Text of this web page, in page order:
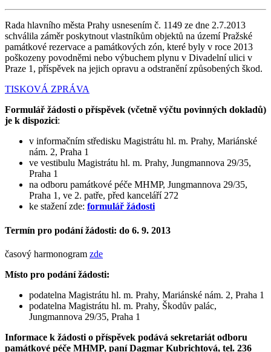
Rada hlavního města Prahy usnesením č. 1149 ze dne 2.7.2013
schválila záměr poskytnout vlastníkům objektů na území Pražské
památkové rezervace a památkových zón, které byly v roce 2013
poškozeny povodněmi nebo výbuchem plynu v Divadelní ulici v
Praze 1, příspěvek na jejich opravu a odstranění způsobených škod.
TISKOVÁ ZPRÁVA
Formulář žádosti o příspěvek (včetně výčtu povinných dokladů)
je k dispozici:
v informačním středisku Magistrátu hl. m. Prahy, Mariánské
nám. 2, Praha 1
ve vestibulu Magistrátu hl. m. Prahy, Jungmannova 29/35,
Praha 1
na odboru památkové péče MHMP, Jungmannova 29/35,
Praha 1, ve 2. patře, před kanceláří 272
ke stažení zde: formulář žádosti
Termín pro podání žádosti: do 6. 9. 2013
časový harmonogram zde
Místo pro podání žádosti:
podatelna Magistrátu hl. m. Prahy, Mariánské nám. 2, Praha 1
podatelna Magistrátu hl. m. Prahy, Škodův palác,
Jungmannova 29/35, Praha 1
Informace k žádosti o příspěvek podává sekretariát odboru
památkové péče MHMP, paní Dagmar Kubrichtová, tel. 236